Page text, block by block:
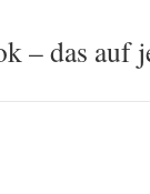
– das auf